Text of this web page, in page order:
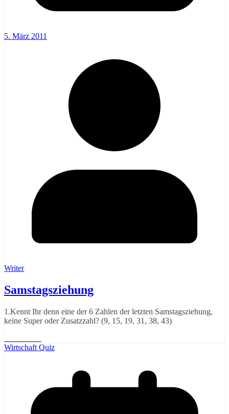
5. März 2011
Writer
Samstagsziehung
1.Kennt Ihr denn eine der 6 Zahlen der letzten Samstagsziehung,
keine Super oder Zusatzzahl? (9, 15, 19, 31, 38, 43)
Wirtschaft Quiz